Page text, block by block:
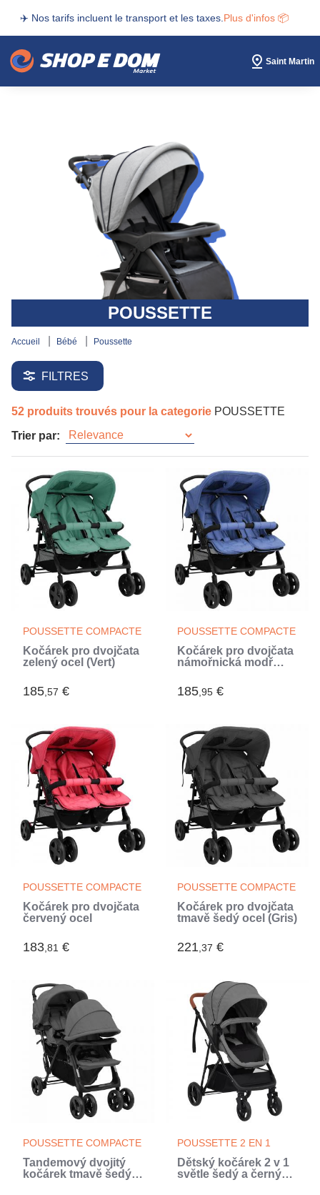
✈️ Nos tarifs incluent le transport et les taxes. Plus d'infos 📦
Saint Martin
POUSSETTE
accueil bébé poussette
FILTRES
52 produits trouvés pour la categorie POUSSETTE
Trier par:
POUSSETTE COMPACTE
Kočárek pro dvojčata
zelený ocel (Vert)
185,57 €
POUSSETTE COMPACTE
Kočárek pro dvojčata
námořnická modř
185,95 €
POUSSETTE COMPACTE
Kočárek pro dvojčata
červený ocel
183,81 €
POUSSETTE COMPACTE
Kočárek pro dvojčata
tmavě šedý ocel (Gris)
221,37 €
POUSSETTE COMPACTE
Tandemový dvojitý
kočárek tmavě šedý
POUSSETTE 2 EN 1
Dětský kočárek 2 v 1
světle šedý a černý